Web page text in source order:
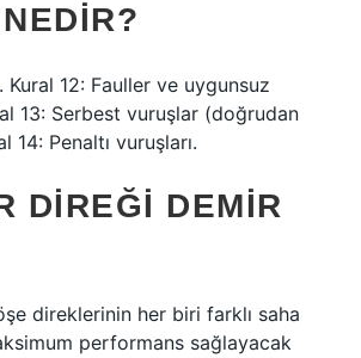
Kural 12: Fauller ve uygunsuz
13: Serbest vuruşlar (doğrudan
14: Penaltı vuruşları.
DIREĞI DEMIR
direklerinin her biri farklı saha
performans sağlayacak